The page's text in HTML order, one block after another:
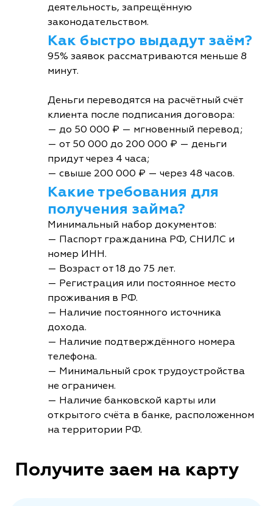
деятельность, запрещённую
законодательством.
Как быстро выдадут заём?
95% заявок рассматриваются меньше 8
минут.
Деньги переводятся на расчётный счёт
клиента после подписания договора:
— до 50 000 ₽ — мгновенный перевод;
— от 50 000 до 200 000 ₽ — деньги
придут через 4 часа;
— свыше 200 000 ₽ — через 48 часов.
Какие требования для
получения займа?
Минимальный набор документов:
— Паспорт гражданина РФ, СНИЛС и
номер ИНН.
— Возраст от 18 до 75 лет.
— Регистрация или постоянное место
проживания в РФ.
— Наличие постоянного источника
дохода.
— Наличие подтверждённого номера
телефона.
— Минимальный срок трудоустройства
не ограничен.
— Наличие банковской карты или
открытого счёта в банке, расположенном
на территории РФ.
Получите заем на карту